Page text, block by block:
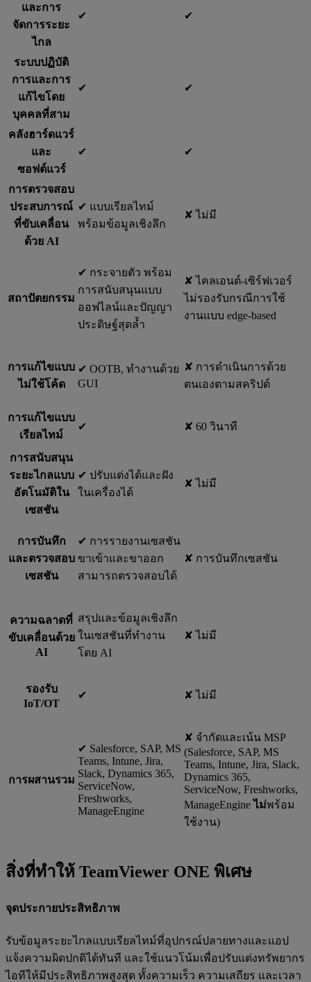
และการ
จัดการระยะ
ไกล
✔︎ ✔︎
ระบบปฏิบัติ
การและการ
แก้ไขโดย
บุคคลที่สาม
✔︎ ✔︎
คลังฮาร์ดแวร์
และ
ซอฟต์แวร์
✔︎ ✔︎
การตรวจสอบ
ประสบการณ์
ที่ขับเคลื่อน
ด้วย AI
✔︎ แบบเรียลไทม์
พร้อมข้อมูลเชิงลึก
✘ ไม่มี
สถาปัตยกรรม
✔︎ กระจายตัว พร้อม
การสนับสนุนแบบ
ออฟไลน์และปัญญา
ประดิษฐ์สุดล้ำ
✘ ไคลเอนต์-เซิร์ฟเวอร์
ไม่รองรับกรณีการใช้
งานแบบ edge-based
การแก้ไขแบบ
ไม่ใช้โค้ด
✔︎ OOTB, ทำงานด้วย
GUI
✘ การดำเนินการด้วย
ตนเองตามสคริปต์
การแก้ไขแบบ
เรียลไทม์
✔︎ ✘ 60 วินาที
การสนับสนุน
ระยะไกลแบบ
อัตโนมัติใน
เซสชัน
✔︎ ปรับแต่งได้และฝัง
ในเครื่องได้
✘ ไม่มี
การบันทึก
และตรวจสอบ
เซสชัน
✔︎ การรายงานเซสชัน
ขาเข้าและขาออก
สามารถตรวจสอบได้
✘ การบันทึกเซสชัน
ความฉลาดที่
ขับเคลื่อนด้วย
AI
สรุปและข้อมูลเชิงลึก
ในเซสชันที่ทำงาน
โดย AI
✘ ไม่มี
รองรับ
IoT/OT
✔︎ ✘ ไม่มี
การผสานรวม
✔︎ Salesforce, SAP, MS
Teams, Intune, Jira,
Slack, Dynamics 365,
ServiceNow,
Freshworks,
ManageEngine
✘ จำกัดและเน้น MSP
(Salesforce, SAP, MS
Teams, Intune, Jira, Slack,
Dynamics 365,
ServiceNow, Freshworks,
ManageEngineไม่พร้อม
ใช้งาน)
สิ่งที่ทำให้ TeamViewer ONE พิเศษ
จุดประกายประสิทธิภาพ
รับข้อมูลระยะไกลแบบเรียลไทม์ที่อุปกรณ์ปลายทางและแอป
แจ้งความผิดปกติได้ทันที และใช้แนวโน้มเพื่อปรับแต่งทรัพยากร
ไอทีให้มีประสิทธิภาพสูงสุด ทั้งความเร็ว ความเสถียร และเวลา